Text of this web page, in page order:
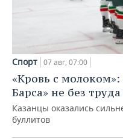
Спорт 07 авг, 07:00
«Кровь с
Барса» не без
Казанцы оказались
буллитов